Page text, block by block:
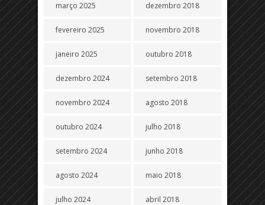
março 2025
fevereiro 2025
janeiro 2025
dezembro 2024
novembro 2024
outubro 2024
setembro 2024
agosto 2024
julho 2024
dezembro 2018
novembro 2018
outubro 2018
setembro 2018
agosto 2018
julho 2018
junho 2018
maio 2018
abril 2018